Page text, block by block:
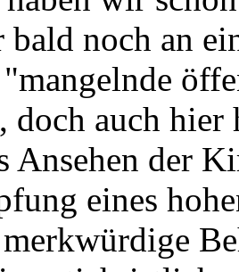
noch an
doch auch
Ansehen der
eines